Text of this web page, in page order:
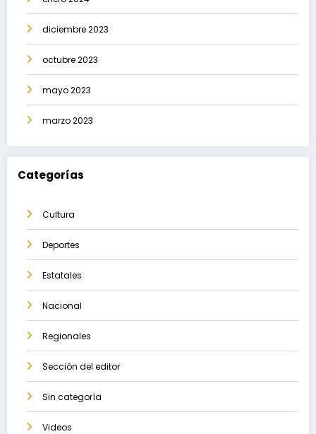
diciembre 2023
octubre 2023
mayo 2023
marzo 2023
Categorías
Cultura
Deportes
Estatales
Nacional
Regionales
Sección del editor
Sin categoría
Videos